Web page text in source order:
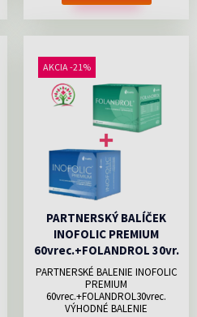
AKCIA -21%
PARTNERSKÝ BALÍČEK
INOFOLIC PREMIUM
60vrec.+FOLANDROL 30vr.
PARTNERSKÉ BALENIE INOFOLIC
PREMIUM
60vrec.+FOLANDROL30vrec.
VÝHODNÉ BALENIE